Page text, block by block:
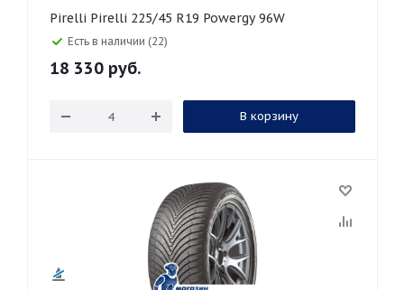
Pirelli Pirelli 225/45 R19 Powergy 96W
Есть в наличии (22)
18 330 руб.
В корзину